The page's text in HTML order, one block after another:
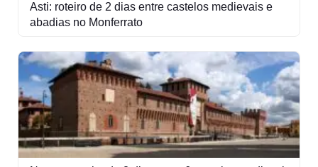
Asti: roteiro de 2 dias entre castelos medievais e
abadias no Monferrato